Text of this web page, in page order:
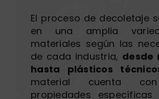
El proceso de decoletaje
en una amplia
materiales según las
de cada industria, desde
hasta plásticos
material cuenta
propiedades